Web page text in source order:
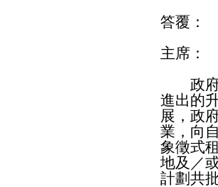
答覆：
主席：
政府
進出的
展，政
業，向
象徵式
地及／
計劃共